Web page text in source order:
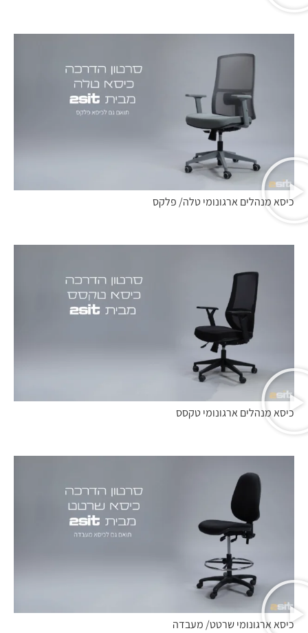
כיסא מנהלים ארגונומי טלה/ פלקס
כיסא מנהלים ארגונומי טקסס
כיסא ארגונומי שרטט/ מעבדה